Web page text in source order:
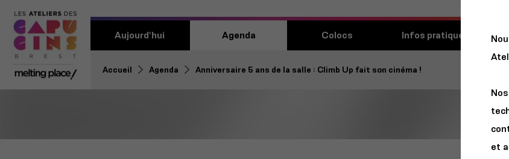
Aujourd'hui Agenda Colocs Infos pratiques
Accueil Agenda Anniversaire 5 ans de la salle : Climb Up fait son cinéma !
et